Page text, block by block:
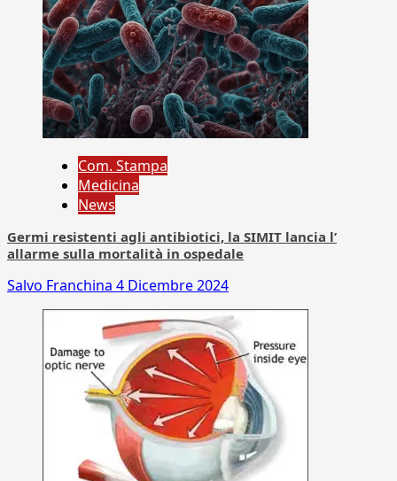
Com. Stampa
Medicina
News
Germi resistenti agli antibiotici, la SIMIT lancia l’
allarme sulla mortalità in ospedale
Salvo Franchina 4 Dicembre 2024